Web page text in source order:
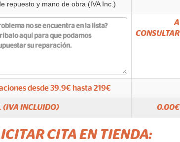
repuesto y mano de obra (IVA Inc.)
A
CONSULTAR
desde39.9€ hasta 219€
(IVA INCLUIDO) 0.00€
CITA EN TIENDA: